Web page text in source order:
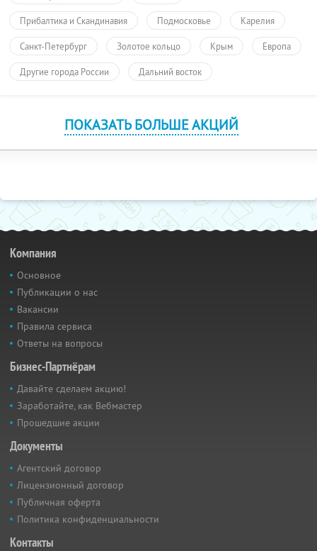
Прибалтика и Скандинавия Подмосковье Карелия
Санкт-Петербург Золотое кольцо Крым Европа
Другие города России Дальний восток
ПОКАЗАТЬ БОЛЬШЕ АКЦИЙ
Компания
Основное
Публикации о нас
Вакансии
Правила сервиса
Ответы на вопросы
Бизнес-Партнёрам
Давайте сделаем акцию!
Заработайте, как Вебмастер
Прошедшие акции
Документы
Агентский договор
Лицензионный договор
Публичная оферта
Политика конфиденциальности
Контакты